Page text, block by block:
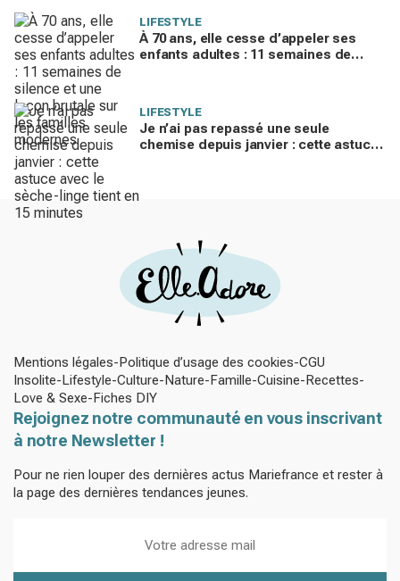
LIFESTYLE
À 70 ans, elle cesse d’appeler ses
enfants adultes : 11 semaines de
LIFESTYLE
Je n’ai pas repassé une seule
chemise depuis janvier : cette astuce
Mentions légales Politique d’usage des cookies CGU
Insolite Lifestyle Culture Nature Famille Cuisine Recettes
Love & Sexe Fiches DIY
Rejoignez notre communauté en vous inscrivant
à notre Newsletter !
Pour ne rien louper des dernières actus Mariefrance et rester à
la page des dernières tendances jeunes.